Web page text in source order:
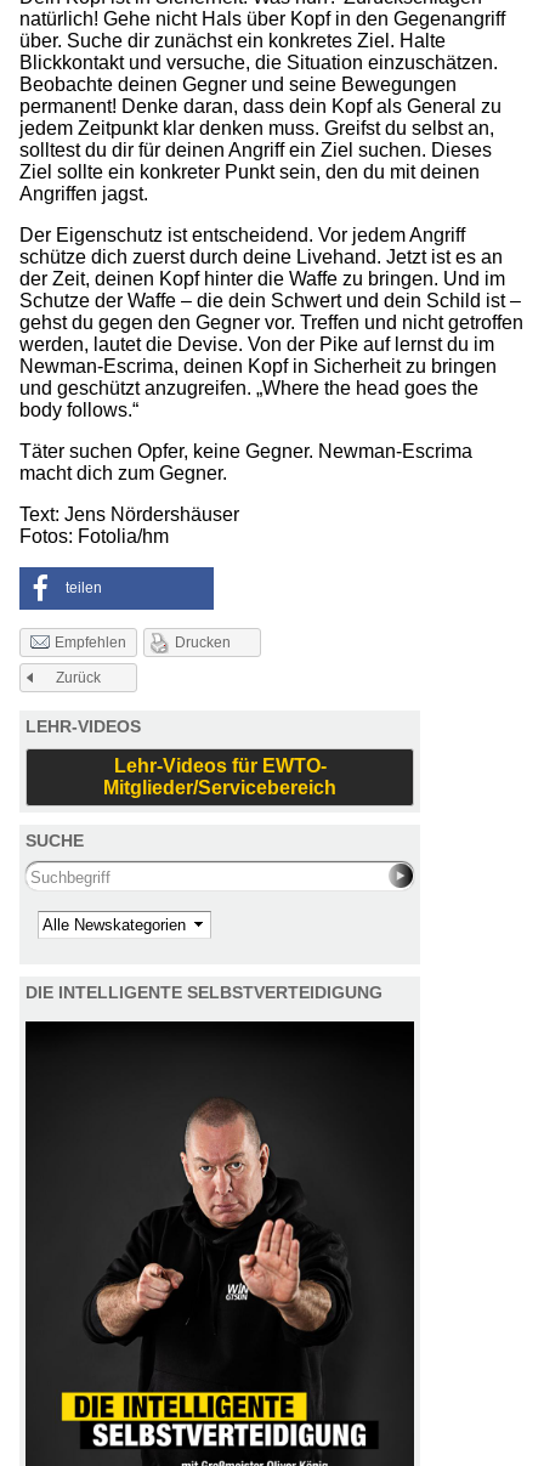
natürlich! Gehe nicht Hals über Kopf in den Gegenangriff
über. Suche dir zunächst ein konkretes Ziel. Halte
Blickkontakt und versuche, die Situation einzuschätzen.
Beobachte deinen Gegner und seine Bewegungen
permanent! Denke daran, dass dein Kopf als General zu
jedem Zeitpunkt klar denken muss. Greifst du selbst an,
solltest du dir für deinen Angriff ein Ziel suchen. Dieses
Ziel sollte ein konkreter Punkt sein, den du mit deinen
Angriffen jagst.
Der Eigenschutz ist entscheidend. Vor jedem Angriff
schütze dich zuerst durch deine Livehand. Jetzt ist es an
der Zeit, deinen Kopf hinter die Waffe zu bringen. Und im
Schutze der Waffe – die dein Schwert und dein Schild ist –
gehst du gegen den Gegner vor. Treffen und nicht getroffen
werden, lautet die Devise. Von der Pike auf lernst du im
Newman-Escrima, deinen Kopf in Sicherheit zu bringen
und geschützt anzugreifen. „Where the head goes the
body follows.“
Täter suchen Opfer, keine Gegner. Newman-Escrima
macht dich zum Gegner.
Text: Jens Nördershäuser
Fotos: Fotolia/hm
teilen
Empfehlen Drucken
Zurück
LEHR-VIDEOS
Lehr-Videos für EWTO-
Mitglieder/Servicebereich
SUCHE
Search this site
Kategorie
DIE INTELLIGENTE SELBSTVERTEIDIGUNG